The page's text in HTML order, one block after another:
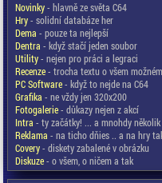
Novinky- hlavně ze světa C64
Hry- solidní databáze her
Dema - pouze ta nejlepší
Dentra - když stačí jeden soubor
Utility- nejen pro práci a legraci
Recenze- trocha textu o všem možném
PC Software- když to nejde na C64
Grafika - ne vždy jen 320x200
Fotogalerie- důkazy nejen z akcí
Intra - ty začátky! ... a mnohdy několik
Reklama - na ticho dňies .. a na hry
Covery- diskety zabalené v obrázku
Diskuze- o všem, o ničem a tak